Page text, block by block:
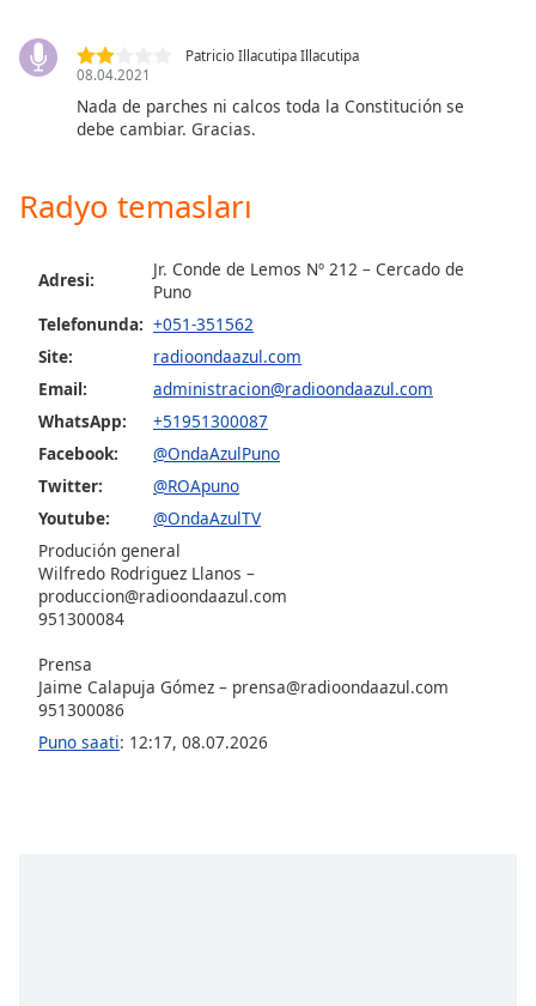
subtitles
off
Picture-
in-
modal
window.
Beginning
window.
Escape
cancel
close
window.
Patricio Illacutipa Illacutipa
08.04.2021
Nada de parches ni calcos toda la Constitución se
debe cambiar. Gracias.
Radyo temasları
Adresi:
Jr. Conde de Lemos Nº 212 – Cercado de
Puno
Telefonunda: +051-351562
Site:
radioondaazul.com
Email:
administracion@radioondaazul.com
WhatsApp:
+51951300087
Facebook:
@OndaAzulPuno
Twitter:
@ROApuno
Youtube:
@OndaAzulTV
Produción general
Wilfredo Rodriguez Llanos –
produccion@radioondaazul.com
951300084
Prensa
Jaime Calapuja Gómez – prensa@radioondaazul.com
951300086
Puno saati: 12:17, 08.07.2026